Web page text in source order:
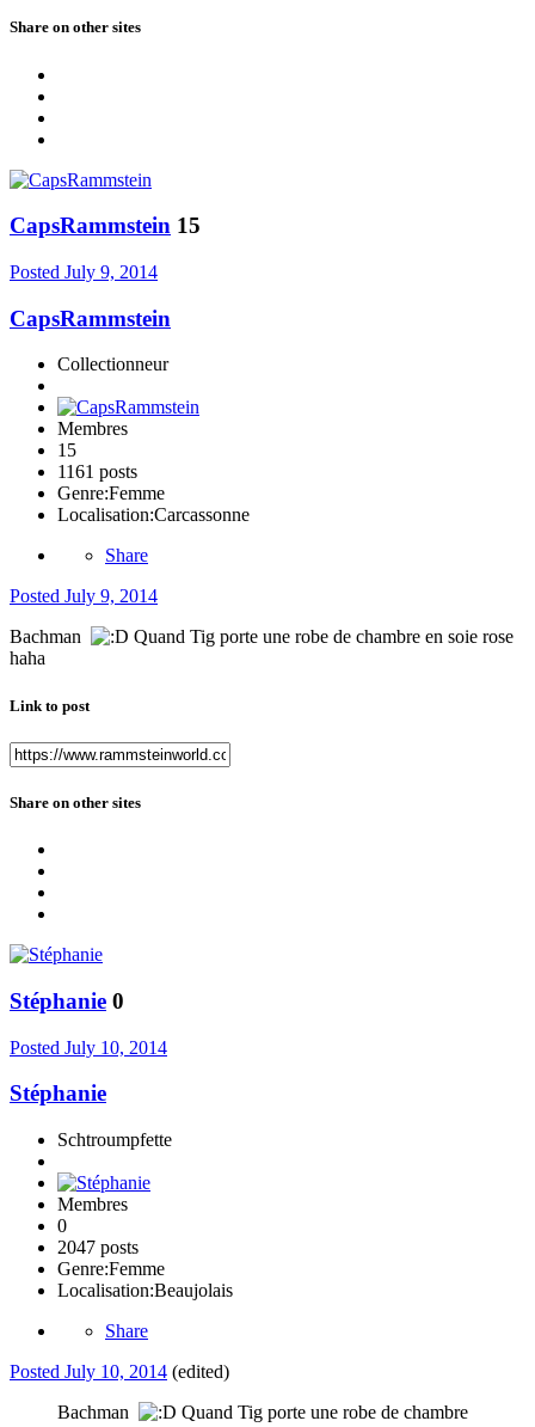
Share on other sites
CapsRammstein 15
Posted July 9, 2014
CapsRammstein
Collectionneur
Membres
15
1161 posts
Genre:Femme
Localisation:Carcassonne
Share
Posted July 9, 2014
Bachman
Quand Tig porte une robe de chambre en soie rose
haha
Link to post
Share on other sites
Stéphanie 0
Posted July 10, 2014
Stéphanie
Schtroumpfette
Membres
0
2047 posts
Genre:Femme
Localisation:Beaujolais
Share
Posted July 10, 2014 (edited)
Bachman
Quand Tig porte une robe de chambre